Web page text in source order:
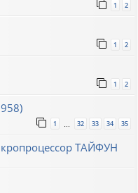
1 2
1 2
1 2
1 … 32 33 34 35
ТАЙФУН